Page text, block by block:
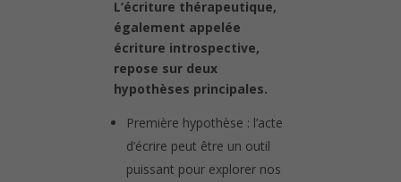
L’écriture thérapeutique,
également appelée
écriture introspective,
repose sur deux
hypothèses principales.
Première hypothèse : l’acte
d’écrire peut être un outil
puissant pour explorer nos